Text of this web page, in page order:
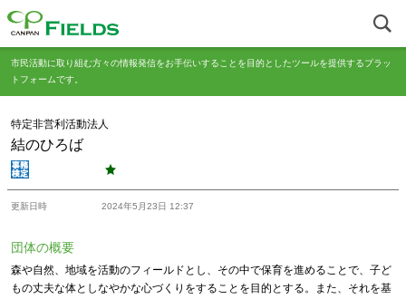
市民活動に取り組む方々の情報発信をお手伝いすることを目的としたツールを提供するプラッ
トフォームです。
特定非営利活動法人
結のひろば
更新日時 2024年5月23日 12:37
団体の概要
森や自然、地域を活動のフィールドとし、その中で保育を進めることで、子ど
もの丈夫な体としなやかな心づくりをすることを目的とする。また、それを基